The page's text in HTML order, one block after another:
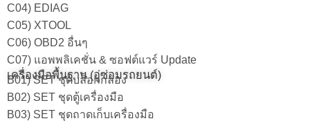
C04) EDIAG
C05) XTOOL
C06) OBD2 อื่นๆ
C07) แอพพลิเคชั่น & ซอฟต์แวร์ Update
เครื่องมือพื้นฐาน (อู่ซ่อมรถยนต์)
B01) SET ชุดบล็อกกล่อง
B02) SET ชุดตู้เครื่องมือ
B03) SET ชุดถาดเก็บเครื่องมือ